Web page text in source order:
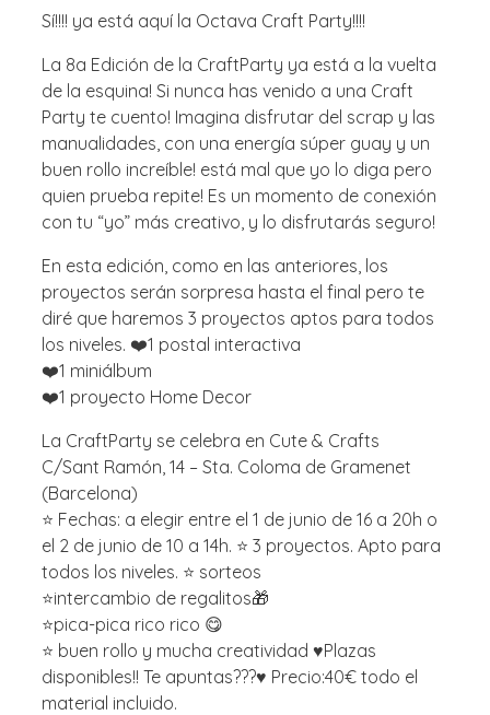
Sí!!!! ya está aquí la Octava Craft Party!!!!
La 8a Edición de la CraftParty ya está a la vuelta
de la esquina! Si nunca has venido a una Craft
Party te cuento! Imagina disfrutar del scrap y las
manualidades, con una energía súper guay y un
buen rollo increíble! está mal que yo lo diga pero
quien prueba repite! Es un momento de conexión
con tu “yo” más creativo, y lo disfrutarás seguro!
En esta edición, como en las anteriores, los
proyectos serán sorpresa hasta el final pero te
diré que haremos 3 proyectos aptos para todos
los niveles. ❤️1 postal interactiva
❤️1 miniálbum
❤️1 proyecto Home Decor
La CraftParty se celebra en Cute & Crafts
C/Sant Ramón, 14 – Sta. Coloma de Gramenet
(Barcelona)
⭐️ Fechas: a elegir entre el 1 de junio de 16 a 20h o
el 2 de junio de 10 a 14h. ⭐️ 3 proyectos. Apto para
todos los niveles. ⭐️ sorteos
⭐️intercambio de regalitos🎁
⭐️pica-pica rico rico 😋
⭐️ buen rollo y mucha creatividad ♥️Plazas
disponibles!! Te apuntas???♥️ Precio:40€ todo el
material incluido.